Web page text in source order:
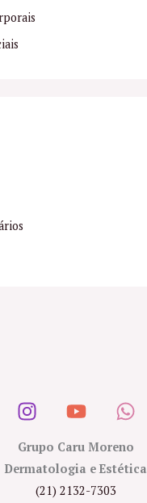
Grupo Caru Moreno
Dermatologia e Estética
(21) 2132-7303